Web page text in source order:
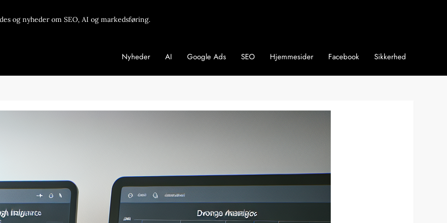
og nyheder om SEO, AI og markedsføring.
Nyheder AI Google Ads SEO Hjemmesider Facebook Sikkerhed